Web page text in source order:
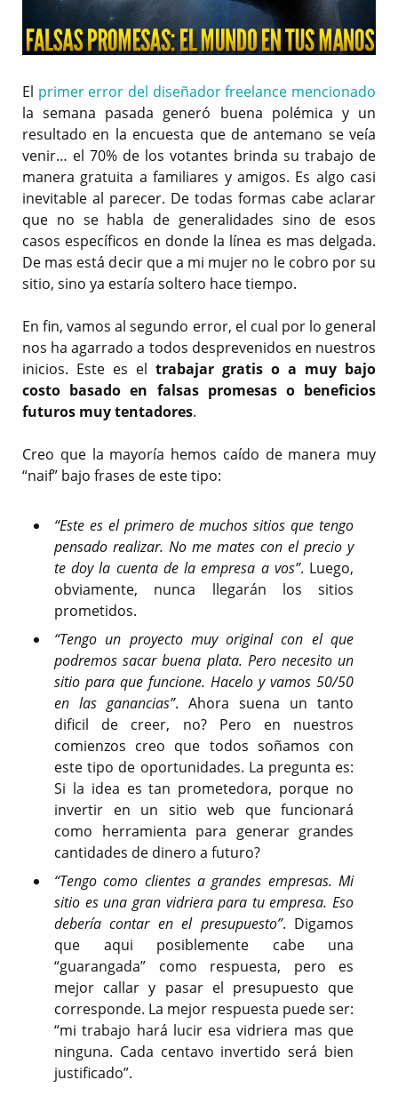
El primer error del diseñador freelance mencionado
la semana pasada generó buena polémica y un
resultado en la encuesta que de antemano se veía
venir… el 70% de los votantes brinda su trabajo de
manera gratuita a familiares y amigos. Es algo casi
inevitable al parecer. De todas formas cabe aclarar
que no se habla de generalidades sino de esos
casos específicos en donde la línea es mas delgada.
De mas está decir que a mi mujer no le cobro por su
sitio, sino ya estaría soltero hace tiempo.
En fin, vamos al segundo error, el cual por lo general
nos ha agarrado a todos desprevenidos en nuestros
inicios. Este es el trabajar gratis o a muy bajo
costo basado en falsas promesas o beneficios
futuros muy tentadores.
Creo que la mayoría hemos caído de manera muy
“naif” bajo frases de este tipo:
“Este es el primero de muchos sitios que tengo
pensado realizar. No me mates con el precio y
te doy la cuenta de la empresa a vos”. Luego,
obviamente, nunca llegarán los sitios
prometidos.
“Tengo un proyecto muy original con el que
podremos sacar buena plata. Pero necesito un
sitio para que funcione. Hacelo y vamos 50/50
en las ganancias”. Ahora suena un tanto
dificil de creer, no? Pero en nuestros
comienzos creo que todos soñamos con
este tipo de oportunidades. La pregunta es:
Si la idea es tan prometedora, porque no
invertir en un sitio web que funcionará
como herramienta para generar grandes
cantidades de dinero a futuro?
“Tengo como clientes a grandes empresas. Mi
sitio es una gran vidriera para tu empresa. Eso
debería contar en el presupuesto”. Digamos
que aqui posiblemente cabe una
“guarangada” como respuesta, pero es
mejor callar y pasar el presupuesto que
corresponde. La mejor respuesta puede ser:
“mi trabajo hará lucir esa vidriera mas que
ninguna. Cada centavo invertido será bien
justificado”.